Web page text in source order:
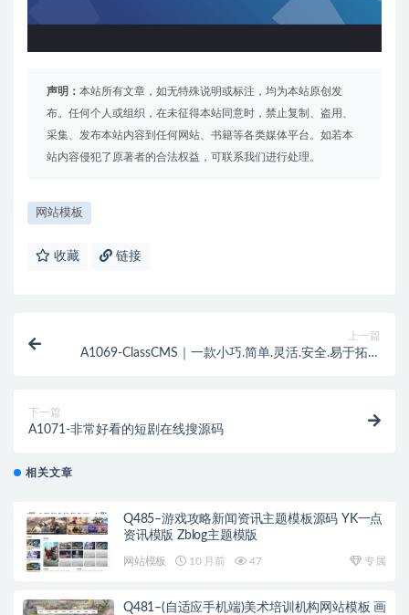
声明： 本站所有文章，如无特殊说明或标注，均为本站原创发
布。任何个人或组织，在未征得本站同意时，禁止复制、盗用、
采集、发布本站内容到任何网站、书籍等各类媒体平台。如若本
站内容侵犯了原著者的合法权益，可联系我们进行处理。
网站模板
收藏 链接
上一篇
A1069-ClassCMS｜一款小巧.简单.灵活.安全.易于拓展
下一篇
A1071-非常好看的短剧在线搜源码
相关文章
Q485–游戏攻略新闻资讯主题模板源码 YK一点
资讯模版 Zblog主题模版
网站模板 10 月前 47 专属
Q481–(自适应手机端)美术培训机构网站模板 画